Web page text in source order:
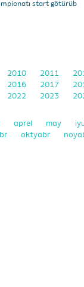
start götürüb
2010 2011
2016 2017
2022 2023
aprel may
oktyabr